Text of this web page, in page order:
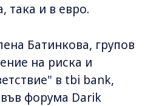
така и в евро.
Батинкова, групов
на риска и
в tbi bank,
във форума Darik